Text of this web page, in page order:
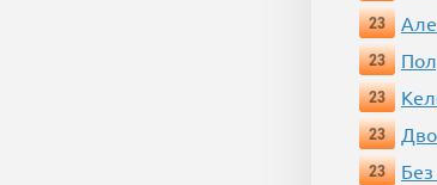
23
23
23
23
23